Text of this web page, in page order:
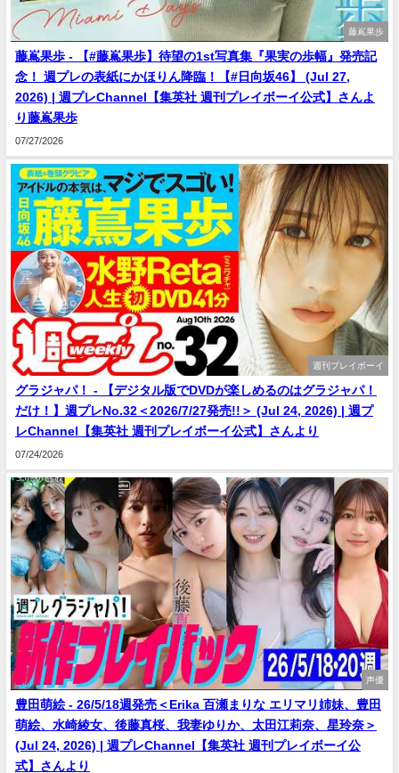
藤嶌果歩
藤嶌果歩 - 【#藤嶌果歩】待望の1st写真集『果実の歩幅』発売記
念！ 週プレの表紙にかほりん降臨！【#日向坂46】 (Jul 27,
2026) | 週プレChannel【集英社 週刊プレイボーイ公式】さんよ
り藤嶌果歩
07/27/2026
週刊プレイボーイ
グラジャパ！ - 【デジタル版でDVDが楽しめるのはグラジャパ！
だけ！】週プレNo.32＜2026/7/27発売!!＞ (Jul 24, 2026) | 週プ
レChannel【集英社 週刊プレイボーイ公式】さんより
07/24/2026
声優
豊田萌絵 - 26/5/18週発売＜Erika 百瀬まりな エリマリ姉妹、豊田
萌絵、水崎綾女、後藤真桜、我妻ゆりか、太田江莉奈、星玲奈＞
(Jul 24, 2026) | 週プレChannel【集英社 週刊プレイボーイ公
式】さんより